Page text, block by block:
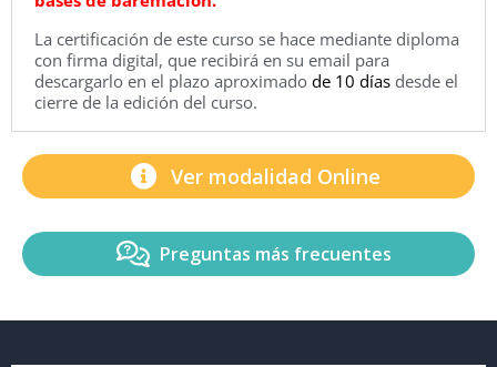
La certificación de este curso se hace mediante diploma
con firma digital, que recibirá en su email para
descargarlo en el plazo aproximado de 10 días desde el
cierre de la edición del curso.
Ver modalidad Online
Preguntas más frecuentes